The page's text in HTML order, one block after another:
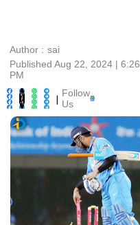
Author : sai
Published Aug 22, 2024 |
PM
| Follow
Us